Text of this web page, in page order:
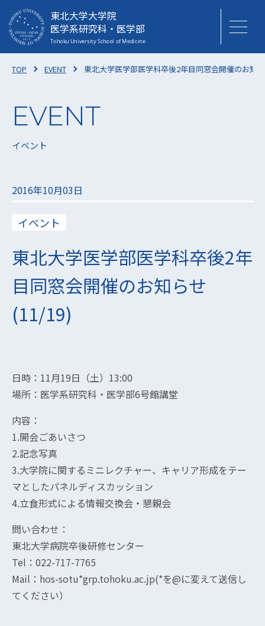
東北大学大学院
医学系研究科・医学部
TOP EVENT 東北大学医学部医学科卒後2年目同窓会開催のお知
イベント
2016年10月03日
イベント
東北大学医学部医学科卒後2年
目同窓会開催のお知らせ
(11/19)
日時：11月19日（土）13:00
場所：医学系研究科・医学部6号館講堂
内容：
1.開会ごあいさつ
2.記念写真
3.大学院に関するミニレクチャー、キャリア形成をテー
マとしたパネルディスカッション
4.立食形式による情報交換会・懇親会
問い合わせ：
東北大学病院卒後研修センター
Tel：022-717-7765
Mail：hos-sotu*grp.tohoku.ac.jp(*を@に変えて送信し
てください）